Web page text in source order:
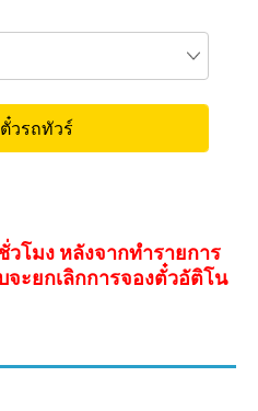
โมง หลังจากทำรายการ
จะยกเลิกการจองตั๋วอัติโน